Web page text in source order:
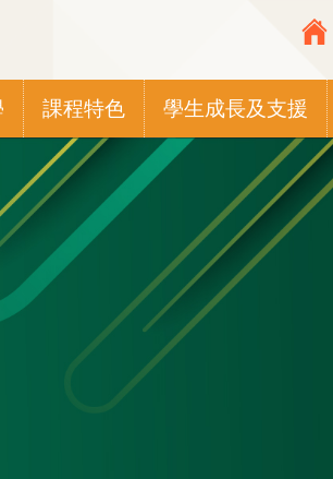
Top
Media
Icon
Button
課程特色 學生成長及支援